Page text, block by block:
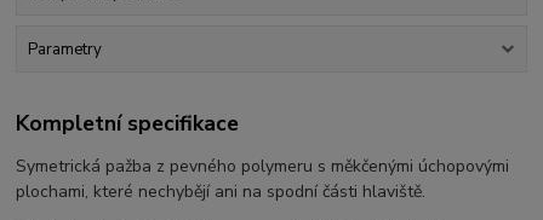
Parametry
Kompletní specifikace
Symetrická pažba z pevného polymeru s měkčenými úchopovými
plochami, které nechybějí ani na spodní části hlaviště.